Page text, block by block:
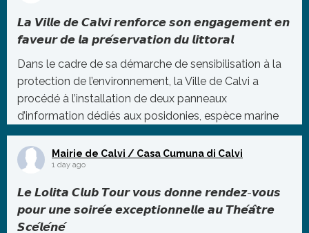
𝙇𝙖 𝙑𝙞𝙡𝙡𝙚 𝙙𝙚 𝘾𝙖𝙡𝙫𝙞 𝙧𝙚𝙣𝙛𝙤𝙧𝙘𝙚 𝙨𝙤𝙣 𝙚𝙣𝙜𝙖𝙜𝙚𝙢𝙚𝙣𝙩 𝙚𝙣
𝙛𝙖𝙫𝙚𝙪𝙧 𝙙𝙚 𝙡𝙖 𝙥𝙧𝙚́𝙨𝙚𝙧𝙫𝙖𝙩𝙞𝙤𝙣 𝙙𝙪 𝙡𝙞𝙩𝙩𝙤𝙧𝙖𝙡
Dans le cadre de sa démarche de sensibilisation à la
protection de l’environnement, la Ville de Calvi a
procédé à l’installation de deux panneaux
d’information dédiés aux posidonies, espèce marine
protégée essentielle à l’équilibre de notre éco ...
Photo
Mairie de Calvi / Casa Cumuna di Calvi
1 day ago
𝙇𝙚 𝙇𝙤𝙡𝙞𝙩𝙖 𝘾𝙡𝙪𝙗 𝙏𝙤𝙪𝙧 𝙫𝙤𝙪𝙨 𝙙𝙤𝙣𝙣𝙚 𝙧𝙚𝙣𝙙𝙚𝙯-𝙫𝙤𝙪𝙨
𝙥𝙤𝙪𝙧 𝙪𝙣𝙚 𝙨𝙤𝙞𝙧𝙚́𝙚 𝙚𝙭𝙘𝙚𝙥𝙩𝙞𝙤𝙣𝙣𝙚𝙡𝙡𝙚 𝙖𝙪 𝙏𝙝𝙚́𝙖̂𝙩𝙧𝙚
𝙎𝙘𝙚́𝙡𝙚́𝙣𝙚́